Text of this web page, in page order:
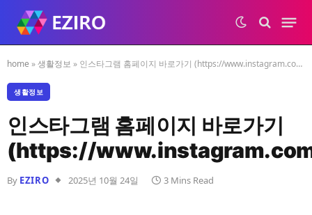
home »생활정보 » 인스타그램 홈페이지 바로가기 (https://www.instagram.com)
생활정보
인스타그램 홈페이지 바로가기
(https://
By EZIRO 2025년 10월 24일 3 Mins Read